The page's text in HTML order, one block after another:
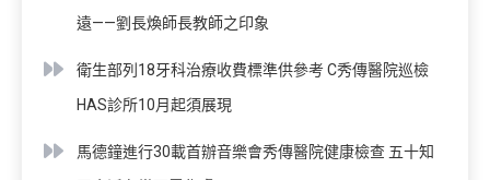
遠——劉長煥師長教師之印象
衛生部列18牙科治療收費標準供參考 C秀傳醫院巡檢
HAS診所10月起須展現
馬德鐘進行30載首辦音樂會秀傳醫院健康檢查 五十知